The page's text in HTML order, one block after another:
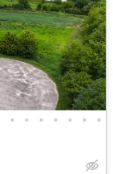
• • • • • • •